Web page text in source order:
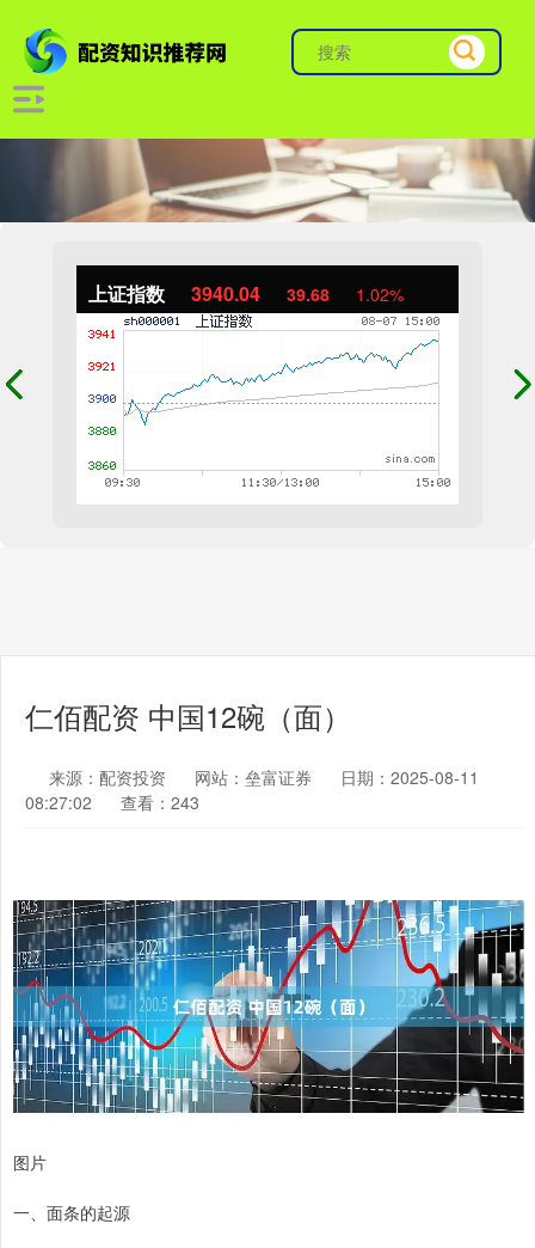
上证指数 3940.04 39.68 1.02%
仁佰配资 中国12碗（面）
来源：配资投资 网站：垒富证券
日期：2025-08-11
08:27:02
查看：243
图片
一、面条的起源